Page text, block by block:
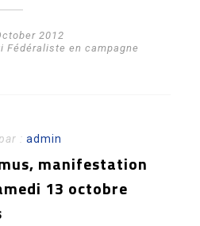
2012
Fédéraliste en campagne
:admin
manifestation
13 octobre